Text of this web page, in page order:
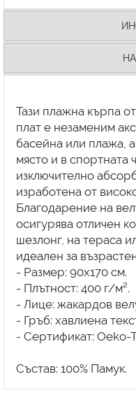
Тази плажна кърпа
плат е незаменим
басейна или плажа,
място и в спортната
изключително
изработена от
Благодарение на
осигурява отличен
шезлонг, на тераса
идеален за
- Размер: 90x170 см.
- Плътност: 400 г/м².
- Лице: жакардов
- Гръб: хавлиена
- Сертификат: Oeko-